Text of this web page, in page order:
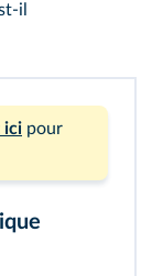
il
ici pour